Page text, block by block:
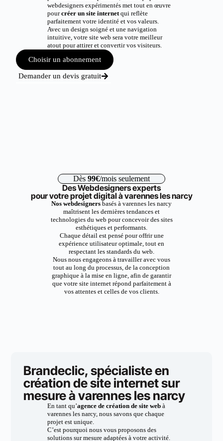
webdesigners expérimentés met tout en œuvre
pourcréer un site internetqui reflète
parfaitement votre identité et vos valeurs.
Avec un design soigné et une navigation
intuitive, votre site web sera votre meilleur
atout pour attirer et convertir vos visiteurs.
Choisir un abonnement
Demander un devis gratuit
Dès 99€/mois seulement
Des Webdesigners experts
pour votre projet digital à varennes les narcy
Nos webdesigners basés à varennes les narcy
maîtrisent les dernières tendances et
technologies du web pour concevoir des sites
esthétiques et performants.
Chaque détail est pensé pour offrir une
expérience utilisateur optimale, tout en
respectant les standards du web.
Nous nous engageons à travailler avec vous
tout au long du processus, de la conception
graphique à la mise en ligne, afin de garantir
que votre site internet répond parfaitement à
vos attentes et celles de vos clients.
Brandeclic, spécialiste en
création de site internet sur
mesure à varennes les narcy
En tant qu’agence de création de site webà
varennes les narcy, nous savons que chaque
projet est unique.
C’est pourquoi nous vous proposons des
solutions sur mesure adaptées à votre activité.